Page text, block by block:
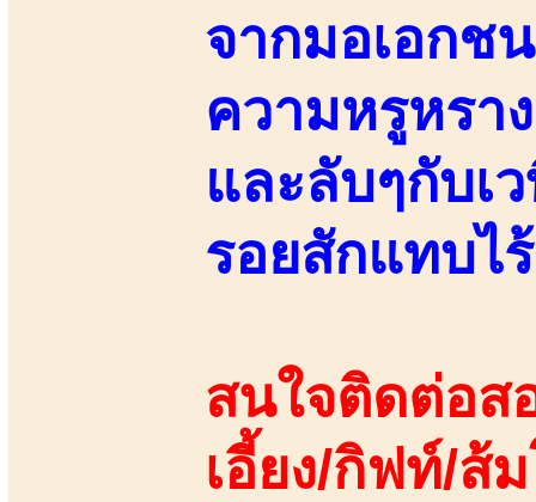
จากมอเอกช
ความหรูหรา
และลับๆกับเ
รอยสักแทบไ
สนใจติดต่อส
เอี้ยง/กิฟท์/ส้